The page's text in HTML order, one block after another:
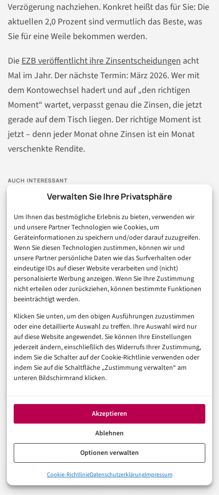
Verwalten Sie Ihre Privatsphäre
Um Ihnen das bestmögliche Erlebnis zu bieten, verwenden wir
und unsere Partner Technologien wie Cookies, um
Geräteinformationen zu speichern und/oder darauf zuzugreifen.
Wenn Sie diesen Technologien zustimmen, können wir und
unsere Partner persönliche Daten wie das Surfverhalten oder
eindeutige IDs auf dieser Website verarbeiten und (nicht)
personalisierte Werbung anzeigen. Wenn Sie Ihre Zustimmung
nicht erteilen oder zurückziehen, können bestimmte Funktionen
beeinträchtigt werden.
Klicken Sie unten, um den obigen Ausführungen zuzustimmen
oder eine detaillierte Auswahl zu treffen. Ihre Auswahl wird nur
auf diese Website angewendet. Sie können Ihre Einstellungen
jederzeit ändern, einschließlich des Widerrufs Ihrer Zustimmung,
indem Sie die Schalter auf der Cookie-Richtlinie verwenden oder
indem Sie auf die Schaltfläche „Zustimmung verwalten“ am
unteren Bildschirmrand klicken.
Akzeptieren
Ablehnen
Optionen verwalten
Cookie-RichtlinieDatenschutzerklärungImpressum
Verzögerung nachziehen. Konkret heißt das für Sie: Die
aktuellen 2,0 Prozent sind vermutlich das Beste, was
Sie für eine Weile bekommen werden.
Die EZB veröffentlicht ihre Zinsentscheidungen acht
Mal im Jahr. Der nächste Termin: März 2026. Wer mit
dem Kontowechsel hadert und auf „den richtigen
Moment“ wartet, verpasst genau die Zinsen, die jetzt
gerade auf dem Tisch liegen. Der richtige Moment ist
jetzt – denn jeder Monat ohne Zinsen ist ein Monat
verschenkte Rendite.
AUCH INTERESSANT
Paradigmenwechsel in der Bankenwelt: Vom
Mainframe zur KI-gesteuerten Cloud-
Technologie
8. Februar 2024
Neobank als Gehaltskonto:
Lohnt sich der
Komplettwechsel?
Tagesgeld ist eine Sache. Das Gehaltskonto komplett
zu einer Neobank verlagern – eine ganz andere.
Neobanken Tagesgeld 2026 – wer zahlt konkret was?